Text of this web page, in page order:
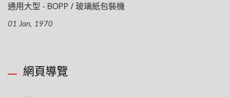
通用大型 - BOPP / 玻璃紙包裝機
01 Jan, 1970
網頁導覽